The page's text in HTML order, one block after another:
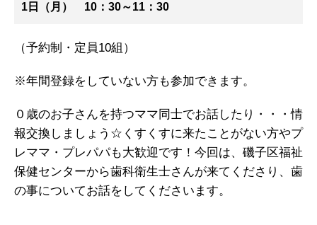
1日（月） 10：30～11：30
（予約制・定員10組）
※年間登録をしていない方も参加できます。
０歳のお子さんを持つママ同士でお話したり・・・情
報交換しましょう☆くすくすに来たことがない方やプ
レママ・プレパパも大歓迎です！今回は、磯子区福祉
保健センターから歯科衛生士さんが来てくださり、歯
の事についてお話をしてくださいます。